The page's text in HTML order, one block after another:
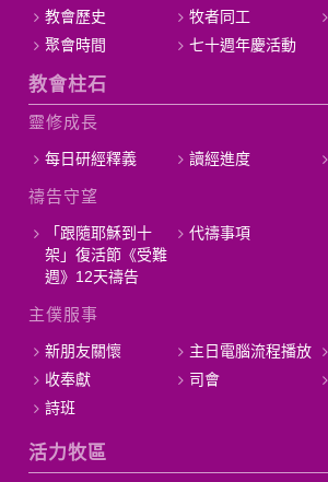
教會歷史 牧者同工
聚會時間
七十週年慶活動
教會柱石
靈修成長
每日研經釋義 讀經進度
禱告守望
「跟隨耶穌到十
架」復活節《受難
週》12天禱告
代禱事項
主僕服事
新朋友關懷 主日電腦流程播放
收奉獻
司會
詩班
活力牧區